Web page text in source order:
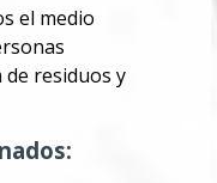
el medio
residuos y